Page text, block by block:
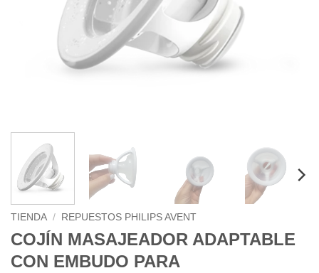
TIENDA / REPUESTOS PHILIPS AVENT
COJÍN MASAJEADOR ADAPTABLE
CON EMBUDO PARA